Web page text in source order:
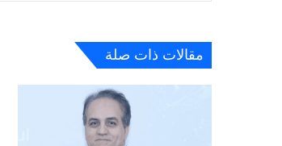
مقالات ذات صلة